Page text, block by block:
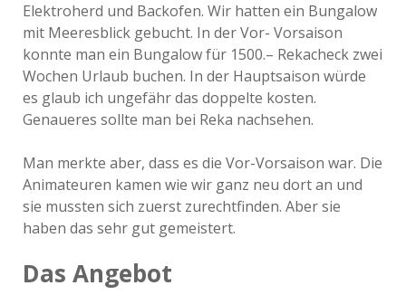
Elektroherd und Backofen. Wir hatten ein Bungalow
mit Meeresblick gebucht. In der Vor- Vorsaison
konnte man ein Bungalow für 1500.– Rekacheck zwei
Wochen Urlaub buchen. In der Hauptsaison würde
es glaub ich ungefähr das doppelte kosten.
Genaueres sollte man bei Reka nachsehen.
Man merkte aber, dass es die Vor-Vorsaison war. Die
Animateuren kamen wie wir ganz neu dort an und
sie mussten sich zuerst zurechtfinden. Aber sie
haben das sehr gut gemeistert.
Das Angebot